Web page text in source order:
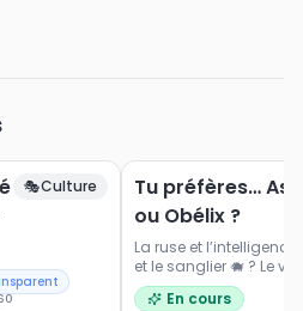
🎭Culture
Tu préfères…
ou Obélix ?
La ruse et
et le sanglier 🐗 ? Le
c’est qui selon toi ?
En cours